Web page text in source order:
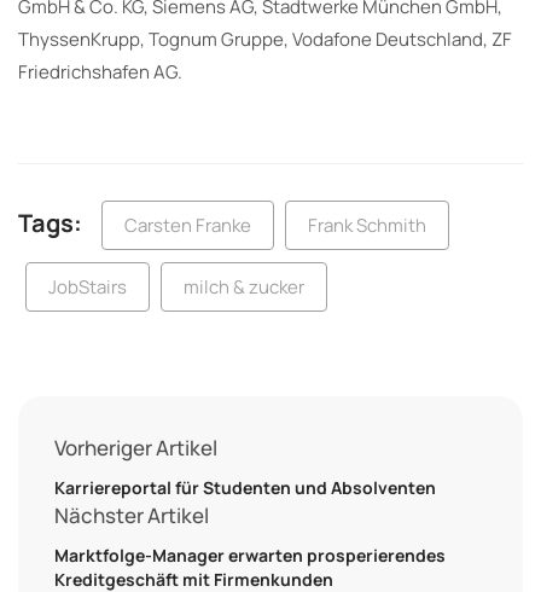
GmbH & Co. KG, Siemens AG, Stadtwerke München GmbH,
ThyssenKrupp, Tognum Gruppe, Vodafone Deutschland, ZF
Friedrichshafen AG.
Tags: Carsten Franke Frank Schmith
JobStairs milch & zucker
Vorheriger Artikel
Karriereportal für Studenten und Absolventen
Nächster Artikel
Marktfolge-Manager erwarten prosperierendes
Kreditgeschäft mit Firmenkunden